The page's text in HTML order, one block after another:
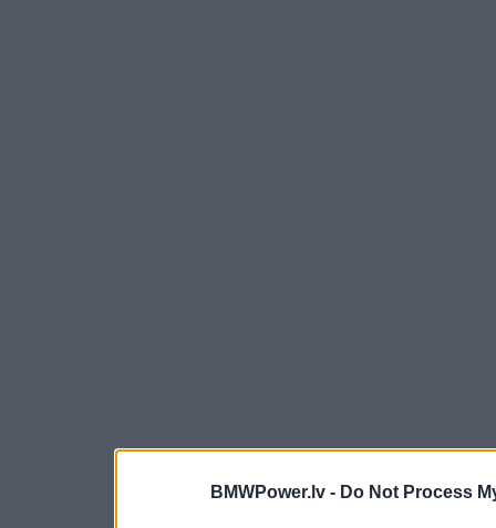
BMWPower.lv - Do Not Process